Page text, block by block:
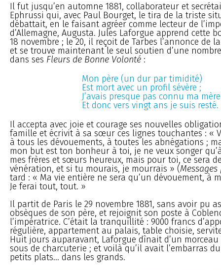
Il fut jusqu’en automne 1881, collaborateur et
Ephrussi qui, avec Paul Bourget, le tira de la triste
débattait, en le faisant agréer comme lecteur de
d’Allemagne, Augusta. Jules Laforgue apprend cette
18 novembre ; le 20, il reçoit de Tarbes l’annonce de
et se trouve maintenant le seul soutien d’une
dans ses Fleurs de Bonne Volonté :
Mon père (un dur par timidité)
Est mort avec un profil sévère ;
J’avais presque pas connu ma
Et donc vers vingt ans je suis resté.
Il accepta avec joie et courage ses nouvelles
famille et écrivit à sa sœur ces lignes touchantes : «
à tous les dévouements, à toutes les abnégations ;
mon but est ton bonheur à toi, je ne veux songer
mes frères et sœurs heureux, mais pour toi, ce sera
vénération, et si tu mourais, je mourrais » (
tard : « Ma vie entière ne sera qu’un dévouement, à
Je ferai tout, tout. »
Il partit de Paris le 29 novembre 1881, sans avoir pu
obsèques de son père, et rejoignit son poste à
l’impératrice. C’était la tranquillité : 9000 francs
régulière, appartement au palais, table choisie,
Huit jours auparavant, Laforgue dînait d’un
sous de charcuterie ; et voilà qu’il avait l’embarras
petits plats... dans les grands.